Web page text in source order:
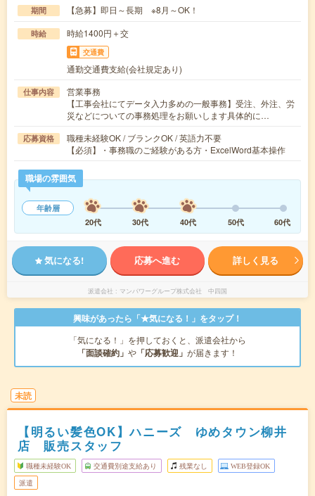
期間 【急募】即日～長期 ※8月～OK！
時給 時給1400円＋交
交通費
通勤交通費支給(会社規定あり)
仕事内容
営業事務
【工事会社にてデータ入力多めの一般事務】受注、外注、労
災などについての事務処理をお願いします具体的に…
応募資格
職種未経験OK / ブランクOK / 英語力不要
【必須】・事務職のご経験がある方・ExcelWord基本操作
職場の雰囲気
年齢層
20代
30代 40代 50代 60代
気になる! 応募へ進む 詳しく見る
派遣会社 マンパワーグループ株式会社 中四国
興味があったら「★気になる！」をタップ！
「気になる！」を押しておくと、派遣会社から
「面談確約」 や 「応募歓迎」 が届きます！
未読
【明るい髪色OK】ハニーズ ゆめタウン柳井
店 販売スタッフ
職種未経験OK 交通費別途支給あり 残業なし WEB登録OK
派遣